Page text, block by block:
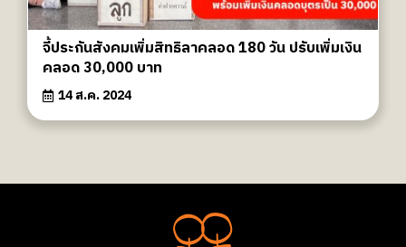
จี้ประกันสังคมเพิ่มสิทธิลาคลอด 180 วัน ปรับเพิ่มเงิน
คลอด 30,000 บาท
14 ส.ค. 2024